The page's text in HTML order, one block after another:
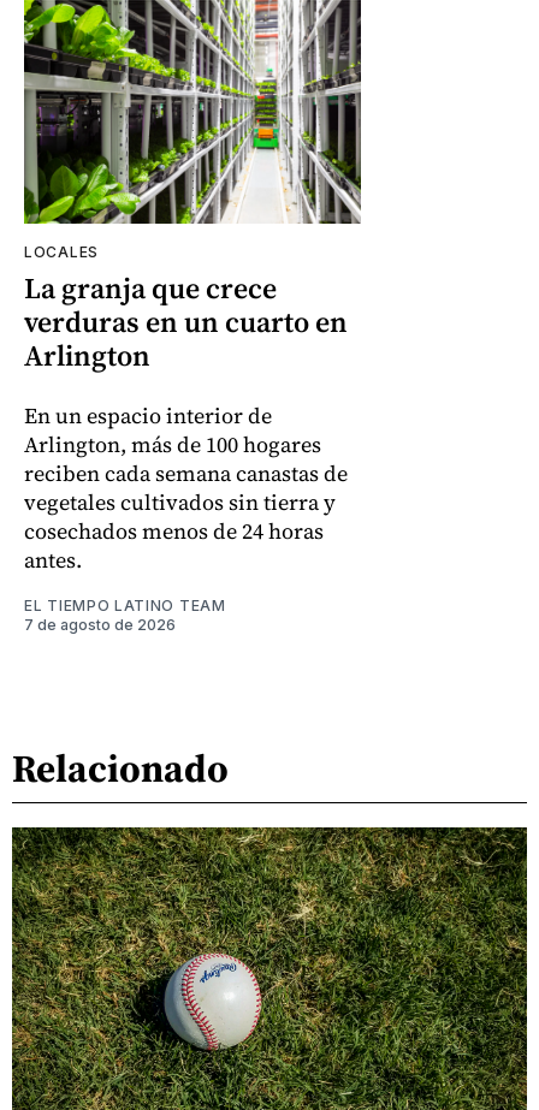
LOCALES
La granja que crece
verduras en un cuarto en
Arlington
En un espacio interior de
Arlington, más de 100 hogares
reciben cada semana canastas de
vegetales cultivados sin tierra y
cosechados menos de 24 horas
antes.
EL TIEMPO LATINO TEAM
7 de agosto de 2026
Relacionado